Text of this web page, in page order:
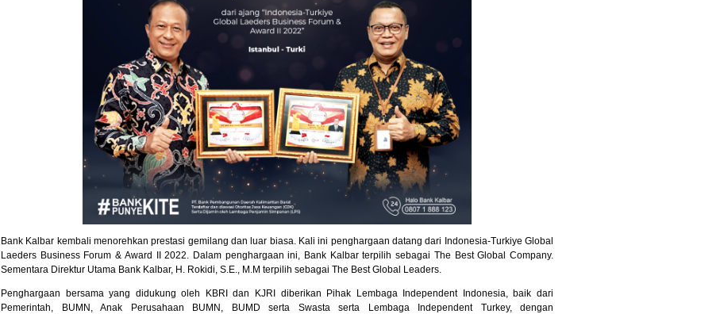
Bank Kalbar kembali menorehkan prestasi gemilang dan luar biasa. Kali ini penghargaan datang dari Indonesia-Turkiye Global
Laeders Business Forum & Award II 2022. Dalam penghargaan ini, Bank Kalbar terpilih sebagai The Best Global Company.
Sementara Direktur Utama Bank Kalbar, H. Rokidi, S.E., M.M terpilih sebagai The Best Global Leaders.
Penghargaan bersama yang didukung oleh KBRI dan KJRI diberikan Pihak Lembaga Independent Indonesia, baik dari
Pemerintah, BUMN, Anak Perusahaan BUMN, BUMD serta Swasta serta Lembaga Independent Turkey, dengan